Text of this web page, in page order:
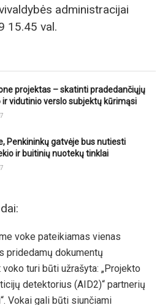
administracijai
15.45 val.
projektas – skatinti pradedančiųjų
ir vidutinio verslo subjektų kūrimąsi
Penkininkų gatvėje bus nutiesti
ir buitinių nuotekų tinklai
voke pateikiamas vienas
pridedamų dokumentų
turi būti užrašyta: „Projekto
detektorius (AID2)“ partnerių
Vokai gali būti siunčiami